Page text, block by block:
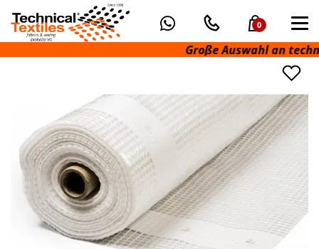
0
Große Auswahl an